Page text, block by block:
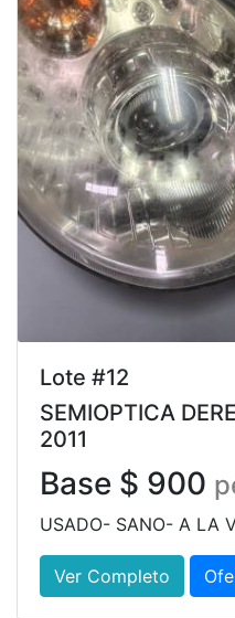
Lote #12
SEMIOPTICA
2011
Base $ 900
USADO- SANO- A LA
Ver Completo